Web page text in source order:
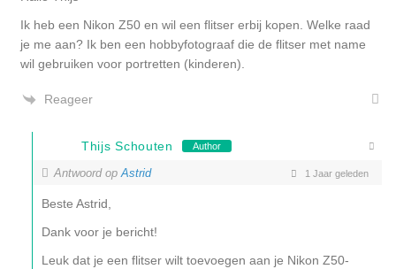
Ik heb een Nikon Z50 en wil een flitser erbij kopen. Welke raad
je me aan? Ik ben een hobbyfotograaf die de flitser met name
wil gebruiken voor portretten (kinderen).
Reageer
Thijs Schouten Author
Antwoord op Astrid 1 Jaar geleden
Beste Astrid,
Dank voor je bericht!
Leuk dat je een flitser wilt toevoegen aan je Nikon Z50-